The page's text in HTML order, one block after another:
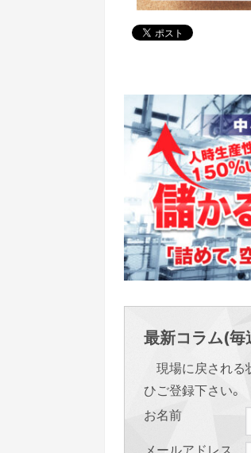
最新コラム(
現場に戻される
ひご登録下さい。
お名前
メールアドレス